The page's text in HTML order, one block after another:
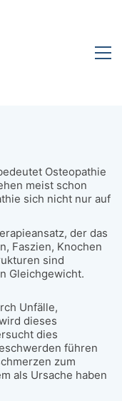
Osteopathie
meist schon
sich nicht nur auf
der das
Faszien, Knochen
sind
Gleichgewicht.
Unfälle,
dieses
dies
führen
zum
als Ursache haben